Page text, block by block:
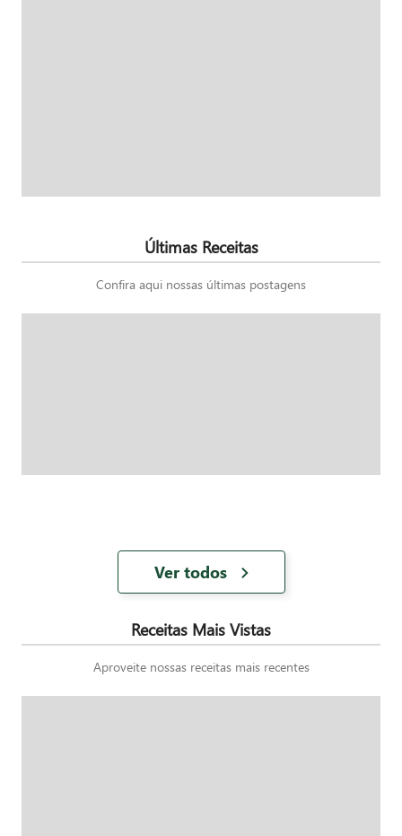
Últimas Receitas
Confira aqui nossas últimas postagens
Ver todos
Receitas Mais Vistas
Aproveite nossas receitas mais recentes